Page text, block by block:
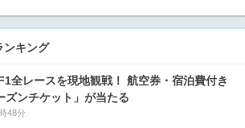
ンキング
全レースを現地観戦！ 航空券・宿泊費付き
ズンチケット」が当たる
48分